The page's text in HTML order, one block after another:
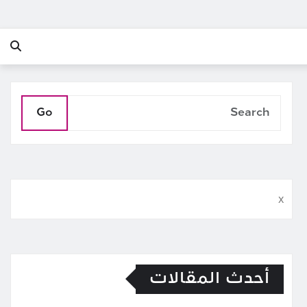
Go
x
أحدث المقالات